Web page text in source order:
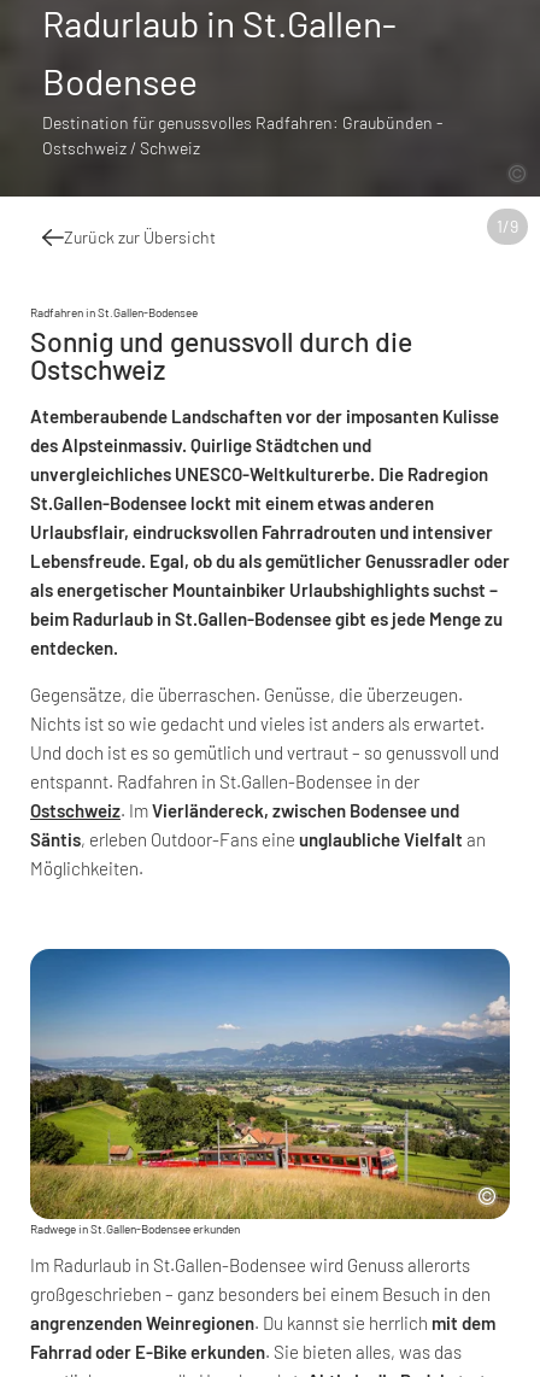
1/9
Radurlaub in St.Gallen-
Bodensee
Destination für genussvolles Radfahren: Graubünden -
Ostschweiz / Schweiz
Zurück zur Übersicht
Radfahren in St.Gallen-Bodensee
Sonnig und genussvoll durch die
Ostschweiz
Atemberaubende Landschaften vor der imposanten Kulisse
des Alpsteinmassiv. Quirlige Städtchen und
unvergleichliches UNESCO-Weltkulturerbe. Die Radregion
St.Gallen-Bodensee lockt mit einem etwas anderen
Urlaubsflair, eindrucksvollen Fahrradrouten und intensiver
Lebensfreude. Egal, ob du als gemütlicher Genussradler oder
als energetischer Mountainbiker Urlaubshighlights suchst –
beim Radurlaub in St.Gallen-Bodensee gibt es jede Menge zu
entdecken.
Gegensätze, die überraschen. Genüsse, die überzeugen.
Nichts ist so wie gedacht und vieles ist anders als erwartet.
Und doch ist es so gemütlich und vertraut – so genussvoll und
entspannt. Radfahren in St.Gallen-Bodensee in der
Ostschweiz. ImVierländereck, zwischen Bodensee und
Säntis, erleben Outdoor-Fans eine unglaubliche Vielfalt an
Möglichkeiten.
Radwege in St.Gallen-Bodensee erkunden
Im Radurlaub in St.Gallen-Bodensee wird Genuss allerorts
großgeschrieben – ganz besonders bei einem Besuch in den
angrenzenden Weinregionen. Du kannst sie herrlich mit dem
Fahrrad oder E-Bike erkunden. Sie bieten alles, was das